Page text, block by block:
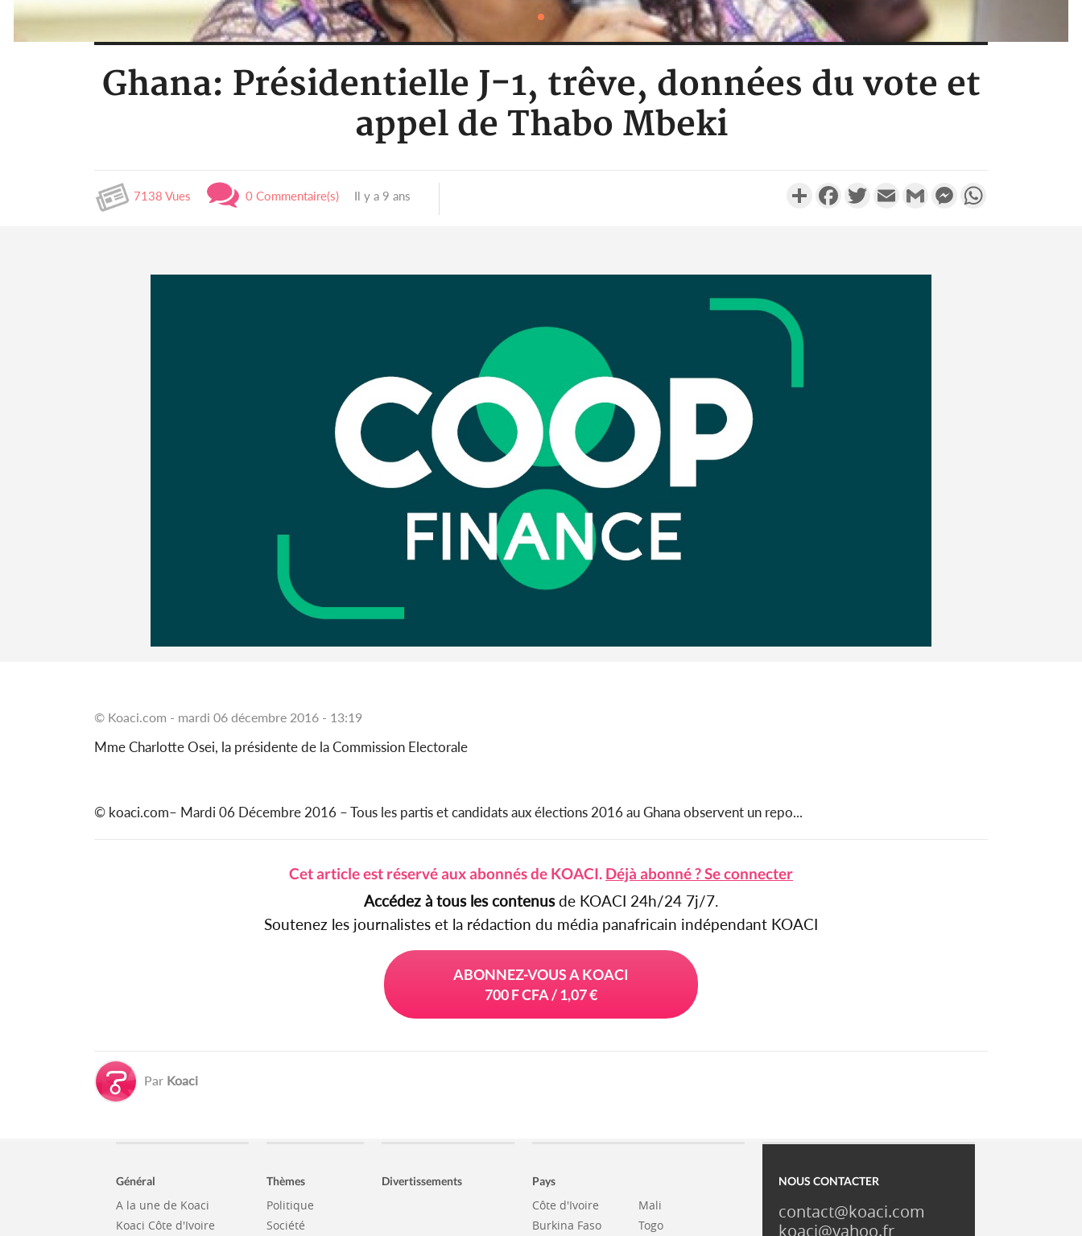
Ghana: Présidentielle J-1, trêve, données du vote et
appel de Thabo Mbeki
7138 Vues 0 Commentaire(s) Il y a 9 ans PartagerFacebookTwitterEmail Gmail Messenger
© Koaci.com - mardi 06 décembre 2016 - 13:19
Mme Charlotte Osei, la présidente de la Commission Electorale
© koaci.com– Mardi 06 Décembre 2016 – Tous les partis et candidats aux élections 2016 au Ghana observent un repo...
Cet article est réservé aux abonnés de KOACI. Déjà abonné ? Se connecter
Accédez à tous les contenusde KOACI 24h/24 7j/7.
Soutenez les journalistes et la rédaction du média panafricain indépendant KOACI
ABONNEZ-VOUS A KOACI
700 F CFA / 1,07 €
Par Koaci
Général
A la une de Koaci
Koaci Côte d'Ivoire
Thèmes
Politique
Société
Divertissements Pays
Côte d'Ivoire
Burkina Faso
Mali
Togo
NOUS CONTACTER
contact@koaci.com
koaci@yahoo.fr